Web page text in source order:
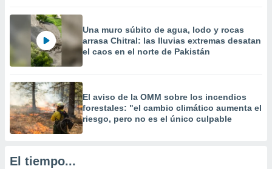
mediante
publicidad
Una muro súbito de agua, lodo y rocas
arrasa Chitral: las lluvias extremas desatan
el caos en el norte de Pakistán
El aviso de la OMM sobre los incendios
forestales: "el cambio climático aumenta el
riesgo, pero no es el único culpable
El tiempo...